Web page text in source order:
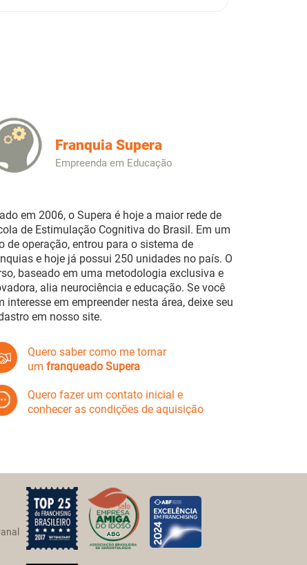
Franquia Supera
Empreenda em Educação
em 2006, o Supera é hoje a maior rede de
de Estimulação Cognitiva do Brasil. Em um
de operação, entrou para o sistema de
e hoje já possui 250 unidades no país. O
baseado em uma metodologia exclusiva e
alia neurociência e educação. Se você
interesse em empreender nesta área, deixe seu
em nosso site.
Quero saber como me tornar
umfranqueado Supera
Quero fazer um contato inicial e
conhecer as condições de aquisição